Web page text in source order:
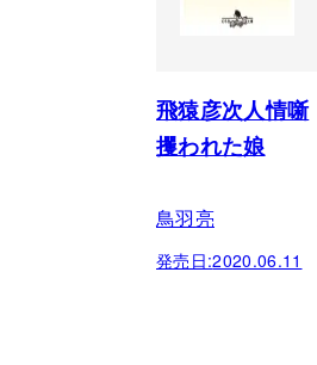
飛猿彦次人情噺
攫われた娘
鳥羽亮
発売日:2020.06.11